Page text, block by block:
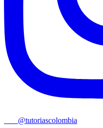
@tutoriascolombia